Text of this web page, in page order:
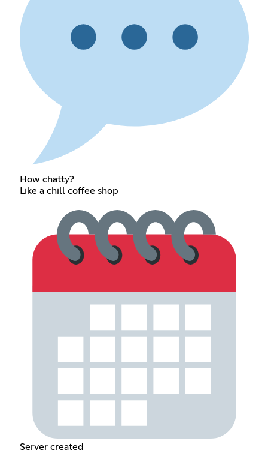
How chatty?
Like a chill coffee shop
Server created